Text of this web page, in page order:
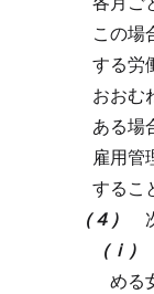
この場
する労
おおむ
ある場
雇用管
するこ
（４）
（ｉ）
める